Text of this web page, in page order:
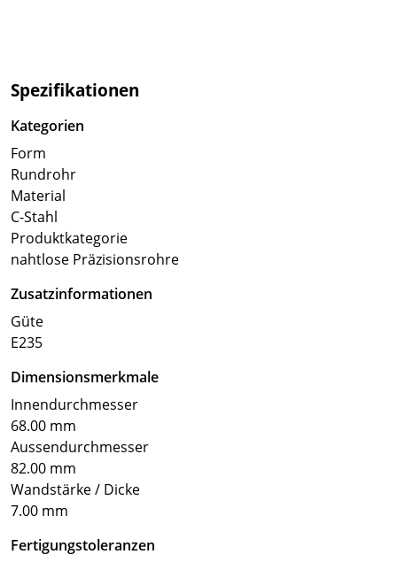
Spezifikationen
Kategorien
Form
Rundrohr
Material
C-Stahl
Produktkategorie
nahtlose Präzisionsrohre
Zusatzinformationen
Güte
E235
Dimensionsmerkmale
Innendurchmesser
68.00 mm
Aussendurchmesser
82.00 mm
Wandstärke / Dicke
7.00 mm
Fertigungstoleranzen